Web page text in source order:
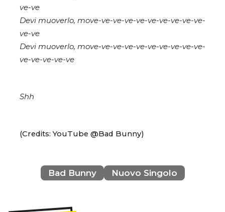
ve-ve
Devi muoverlo, move-ve-ve-ve-ve-ve-ve-ve-ve-ve-
ve-ve
Devi muoverlo, move-ve-ve-ve-ve-ve-ve-ve-ve-ve-
ve-ve-ve-ve-ve
Shh
(Credits: YouTube @Bad Bunny)
Bad Bunny Nuovo Singolo